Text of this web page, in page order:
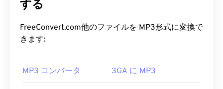
可能にするデジタルオーディオコーディング形式で
用されているオーディオファイルです。ファイルサ
イズが小さく、音質も許容範囲内であるため、
する
FreeConvert.com他のファイルを MP3形式に変換で
きます:
MP3 コンバータ 3GA に MP3